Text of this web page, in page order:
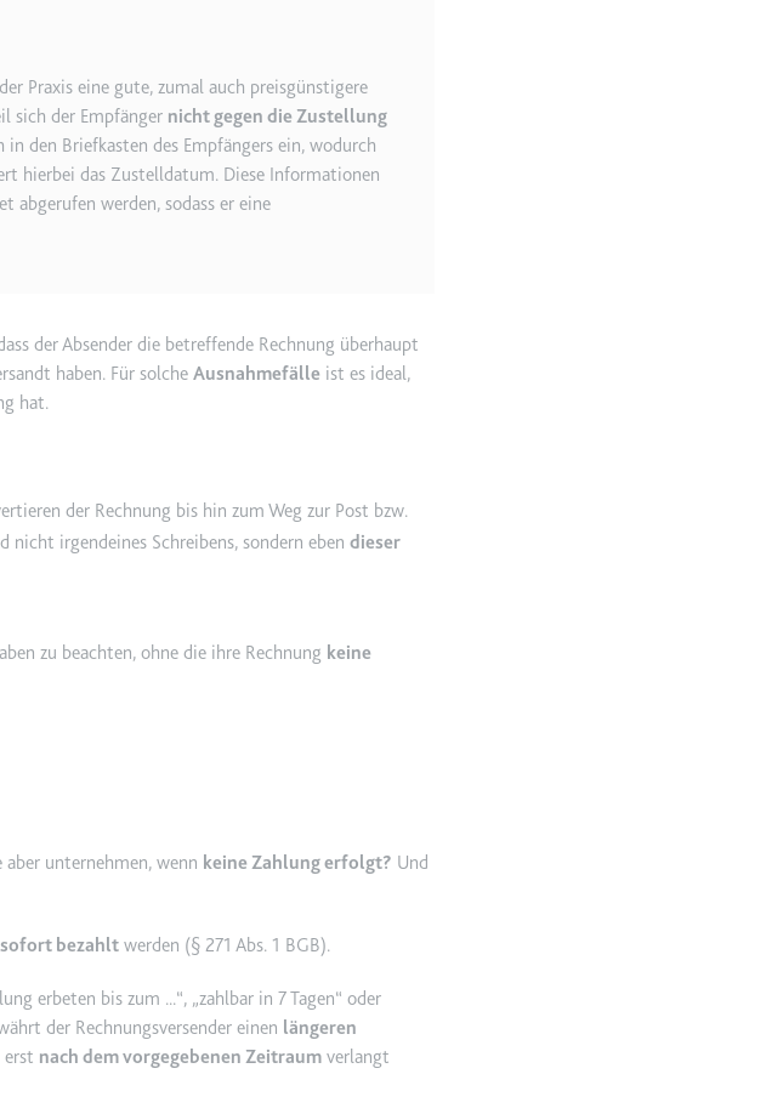
um die Interaktion der Nutzer mit eingebetteten Inhalten zu verfolgen.
für die Implementierung und Funktionalität von YouTube-Videoinhalten auf der Website.
um die Interaktion der Nutzer mit eingebetteten Inhalten zu verfolgen.
Praxis eine gute, zumal auch preisgünstigere
sich der Empfänger nicht gegen die Zustellung
den Briefkasten des Empfängers ein, wodurch
hierbei das Zustelldatum. Diese Informationen
abgerufen werden, sodass er eine
der Absender die betreffende Rechnung überhaupt
haben. Für solche Ausnahmefälle ist es ideal,
hat.
der Rechnung bis hin zum Weg zur Post bzw.
nicht irgendeines Schreibens, sondern eben dieser
zu beachten, ohne die ihre Rechnung keine
unternehmen, wenn keine Zahlung erfolgt? Und
sofort bezahlt werden (§ 271 Abs. 1 BGB).
erbeten bis zum ... , zahlbar in 7 Tagen
oder
der Rechnungsversender einen längeren
erst nach dem vorgegebenen Zeitraum verlangt